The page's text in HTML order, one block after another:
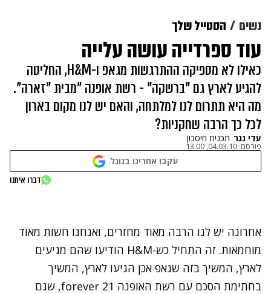
נשים הסטייל שלך
עוד ספרדייה עושה עלייה
כאילו לא מספיקה ההתרגשות מגאפ ו-H&M, החליטה
להגיע לארץ גם "ברשקה" - רשת אופנה "מבית "זארה".
מה היא תתרום לנו למלתחה, והאם יש לנו מקום בארון
לכל כך הרבה שחקניות?
עדי נגר תכנית חיסכון
פורסם: 04.03.10, 13:00
עקבו אחרינו בגוגל
נתקלנו בבעיה
דברו איתנו
אחרונה יש לנו הרבה מאוד מחזרים, ואנחנו חשות מאוד
מוחמאות. זה התחיל כש-H&M הודיעו שהם מגיעים
לארץ, המשיך בזה שגאפ אכן הגיעו לארץ, המשיך
בחתימת הסכם עם רשת האופנה forever 21, שגם